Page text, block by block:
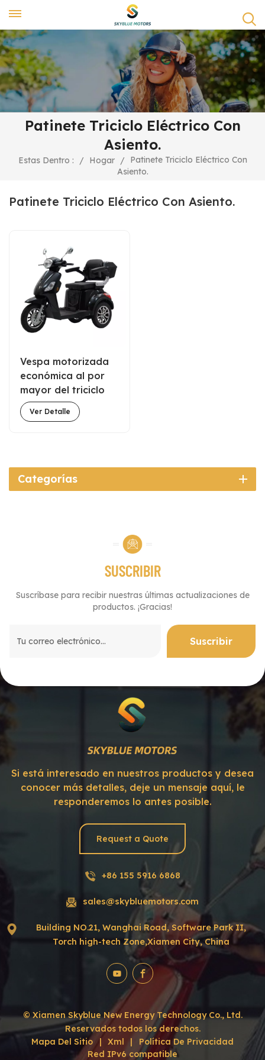
Patinete Triciclo Eléctrico Con
Asiento.
Estas Dentro : / Hogar /
Patinete Triciclo Eléctrico Con
Asiento.
Patinete Triciclo Eléctrico Con Asiento.
Vespa motorizada
económica al por
mayor del triciclo
para las personas
mayores y
Ver Detalle
Categorías
SUSCRIBIR
Suscríbase para recibir nuestras últimas actualizaciones de
productos. ¡Gracias!
Si está interesado en nuestros productos y desea
conocer más detalles, deje un mensaje aquí, le
responderemos lo antes posible.
Request a Quote
+86 155 5916 6868
sales@skybluemotors.com
Building NO.21, Wanghai Road, Software Park II,
Torch high-tech Zone,Xiamen City, China
© Xiamen Skyblue New Energy Technology Co., Ltd.
Reservados todos los derechos.
Mapa Del Sitio
| Xml |
Política De Privacidad
Red IPv6 compatible